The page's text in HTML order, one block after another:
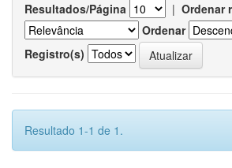
Resultados/Página | Ordenar
Ordenar
Registro(s)
Resultado 1-1 de 1.